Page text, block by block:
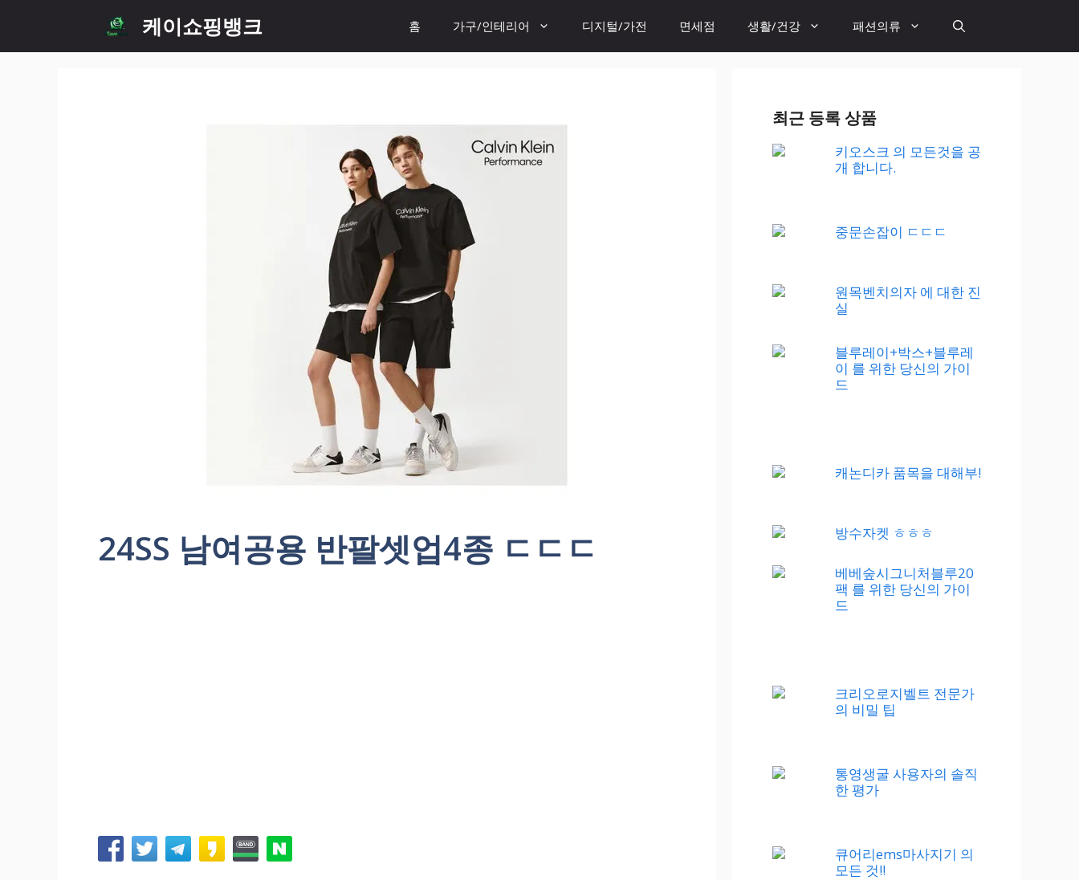
content
케이쇼핑뱅크 홈 가구/인테리어 디지털/가전 면세점 생활/건강 패션의류
24SS 남여공용 반팔셋업4종 ㄷㄷㄷ
최근 등록 상품
키오스크 의 모든것을 공
개 합니다.
중문손잡이 ㄷㄷㄷ
원목벤치의자 에 대한 진
실
블루레이+박스+블루레
이 를 위한 당신의 가이
드
캐논디카 품목을 대해부!
방수자켓 ㅎㅎㅎ
베베숲시그니처블루20
팩 를 위한 당신의 가이
드
크리오로지벨트 전문가
의 비밀 팁
통영생굴 사용자의 솔직
한 평가
큐어리ems마사지기 의
모든 것!!